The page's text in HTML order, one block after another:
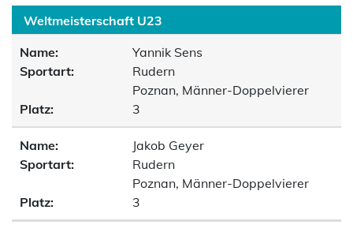
Weltmeisterschaft U23
Name:
Yannik Sens
Sportart:
Rudern
Poznan, Männer-Doppelvierer
Platz:
3
Name:
Jakob Geyer
Sportart:
Rudern
Poznan, Männer-Doppelvierer
Platz:
3